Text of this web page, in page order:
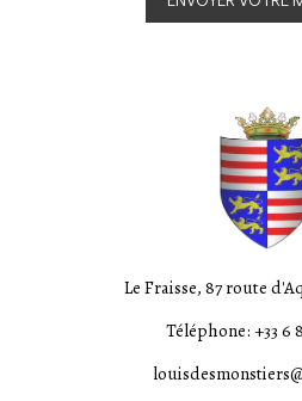
Le Fraisse, 87 route
Téléphone: +33 6